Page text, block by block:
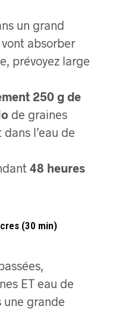
un grand
vont absorber
prévoyez large
250 g de
de graines
l’eau de
48 heures
(30 min)
ET eau de
une grande